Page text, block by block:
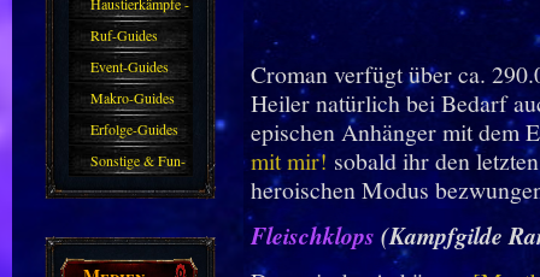
Haustiere
Haustierkämpfe -
Guide
Ruf-Guides
Event-Guides
Makro-Guides
Erfolge-Guides
Sonstige & Fun-
Guides
Croman verfügt über ca.
Heiler natürlich bei Bedarf
epischen Anhänger mit dem
mit mir! sobald ihr den
heroischen Modus
Fleischklops (Kampfgilde